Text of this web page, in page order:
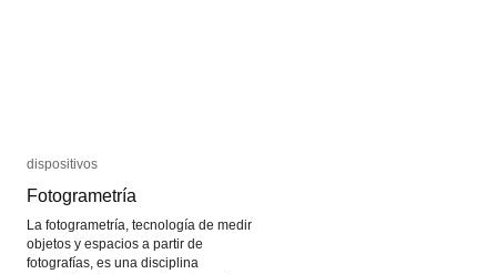
dispositivos
Fotogrametría
La fotogrametría, tecnología de medir
objetos y espacios a partir de
fotografías, es una disciplina
dispositivos
Fotogrametría